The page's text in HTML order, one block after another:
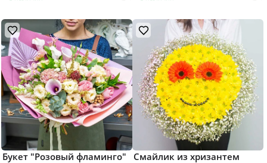
Букет "Розовый фламинго" Смайлик из хризантем